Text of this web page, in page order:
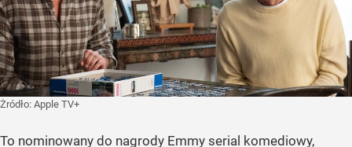
Żródło: Apple TV+
To nominowany do nagrody Emmy serial komediowy,